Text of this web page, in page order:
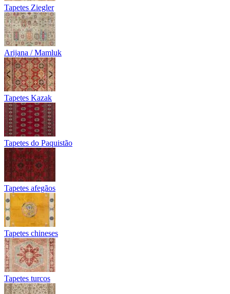
Tapetes Ziegler
Arijana / Mamluk
Tapetes Kazak
Tapetes do Paquistão
Tapetes afegãos
Tapetes chineses
Tapetes turcos